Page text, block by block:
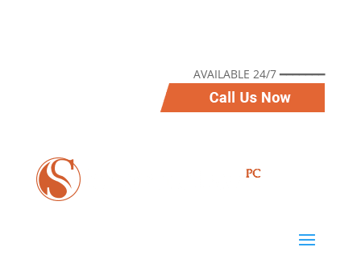
AVAILABLE 24/7 ━━━━━━━